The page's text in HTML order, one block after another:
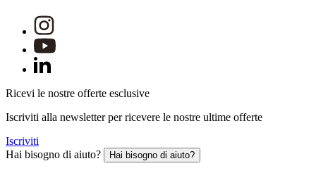
Ricevi le nostre offerte esclusive
Iscriviti alla newsletter per ricevere le nostre ultime offerte
Iscriviti
Hai bisogno di aiuto?
Hai bisogno di aiuto?